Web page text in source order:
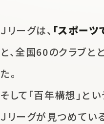
Ｊリーグは、 「スポーツ
と、 全国60のクラブとと
た。
そして「百年構想」と
Ｊリーグが見つめてい